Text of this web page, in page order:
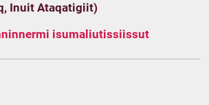
Inuit Ataqatigiit)
isumaliutissiissut